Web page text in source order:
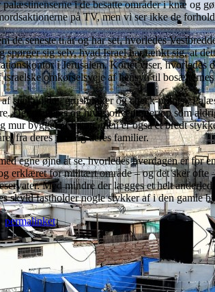
i de besatte områder i knæ og
på TV, men vi ser ikke de
de seneste ti år og har set, hvorledes
sig selv, hvad Israel har tænkt sig, at
i Jerusalem. Kortet viser,
omkørselsveje af hensyn til
stenblokke, grusbunker og check-points .
Der planeres og hives oliventræer op som
bygget af beton, men er også et bredt
fra deres jord og deres familier.
egne øjne at se, hvorledes hverdagen er
erklæret for militært område – og det sker
Med mindre der lægges et helt
fastholder nogle stykker af i den gamle
permalinket.